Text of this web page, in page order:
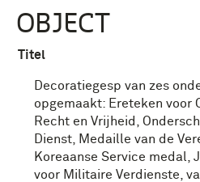
OBJECT
Titel
Decoratiegesp van zes
opgemaakt: Ereteken voor
Recht en Vrijheid,
Dienst, Medaille van de
Koreaanse Service medal,
voor Militaire Verdienste,